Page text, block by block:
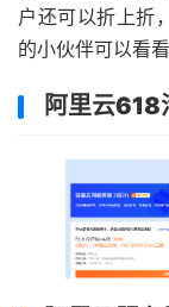
户还可以折上折
的小伙伴可以看看
阿里云618